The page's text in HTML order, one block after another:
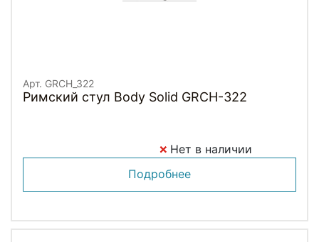
Арт. GRCH_322
Римский стул Body Solid GRCH-322
Нет в наличии
Подробнее